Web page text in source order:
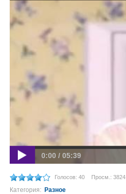
0:00 / 05:39
Голосов: 40 Просм.: 3824
Категория: Разное